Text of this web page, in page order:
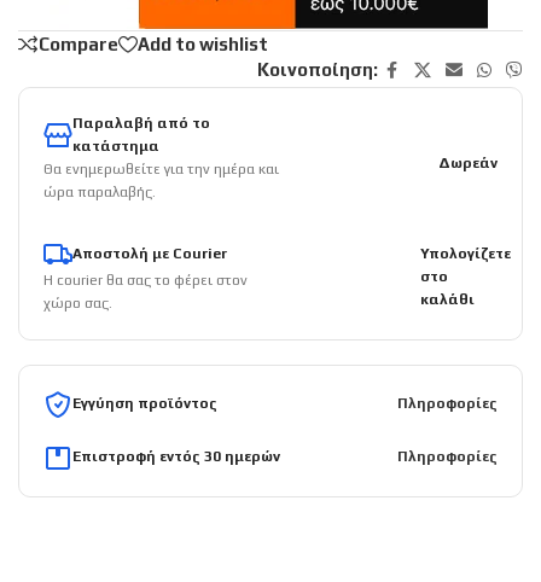
Compare
Add to wishlist
Κοινοποίηση:
Παραλαβή από το
κατάστημα
Θα ενημερωθείτε για την ημέρα και
ώρα παραλαβής.
Δωρεάν
Αποστολή με Courier
Η courier θα σας το φέρει στον
χώρο σας.
Υπολογίζετε
στο
καλάθι
Εγγύηση προϊόντος Πληροφορίες
Επιστροφή εντός 30 ημερών Πληροφορίες